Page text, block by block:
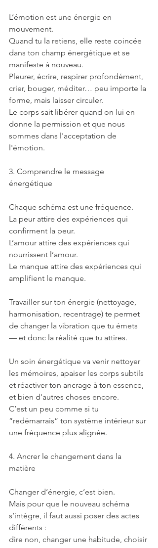
L’émotion est une énergie en
mouvement.
Quand tu la retiens, elle reste coincée
dans ton champ énergétique et se
manifeste à nouveau.
Pleurer, écrire, respirer profondément,
crier, bouger, méditer… peu importe la
forme, mais laisser circuler.
Le corps sait libérer quand on lui en
donne la permission et que nous
sommes dans l'acceptation de
l'émotion.
3. Comprendre le message
énergétique
Chaque schéma est une fréquence.
La peur attire des expériences qui
confirment la peur.
L’amour attire des expériences qui
nourrissent l’amour.
Le manque attire des expériences qui
amplifient le manque.
Travailler sur ton énergie (nettoyage,
harmonisation, recentrage) te permet
de changer la vibration que tu émets
— et donc la réalité que tu attires.
Un soin énergétique va venir nettoyer
les mémoires, apaiser les corps subtils
et réactiver ton ancrage à ton essence,
et bien d'autres choses encore.
C’est un peu comme si tu
“redémarrais” ton système intérieur sur
une fréquence plus alignée.
4. Ancrer le changement dans la
matière
Changer d’énergie, c’est bien.
Mais pour que le nouveau schéma
s’intègre, il faut aussi poser des actes
différents :
dire non, changer une habitude, choisir